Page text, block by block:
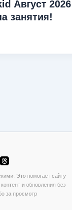
Август 2026 |
занятия!
Это помогает сайту
и обновления без
за просмотр